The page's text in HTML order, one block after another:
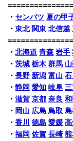
・ センバツ 夏の甲
・東北 関東 北信越
・北海道 青森 岩手
・茨城 栃木 群馬
・長野 新潟 富山 石
・静岡 愛知 岐阜
・滋賀 京都 奈良
・ 岡山 広島 鳥取
・香川 徳島 愛媛
・福岡 佐賀 長崎